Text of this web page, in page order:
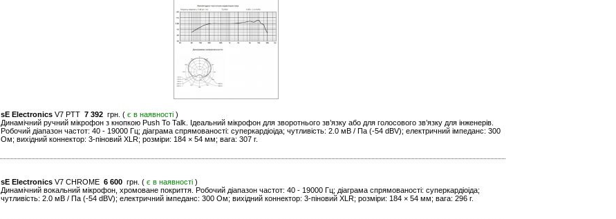
sE Electronics V7 PTT 7 392 грн. ( є в наявності )
Динамічний ручний мікрофон з кнопкою Push To Talk. Ідеальний мікрофон для зворотнього зв’язку або для голосового зв’язку для інженерів.
Робочий діапазон частот: 40 - 19000 Гц; діаграма спрямованості: суперкардіоіда; чутливість: 2.0 мВ / Па (-54 dBV); електричний імпеданс: 300
Ом; вихідний коннектор: 3-піновий XLR; розміри: 184 × 54 мм; вага: 307 г.
sE Electronics V7 CHROME 6 600 грн. ( є в наявності )
Динамічний вокальний мікрофон, хромоване покриття. Робочий діапазон частот: 40 - 19000 Гц; діаграма спрямованості: суперкардіоіда;
чутливість: 2.0 мВ / Па (-54 dBV); електричний імпеданс: 300 Ом; вихідний коннектор: 3-піновий XLR; розміри: 184 × 54 мм; вага: 296 г.